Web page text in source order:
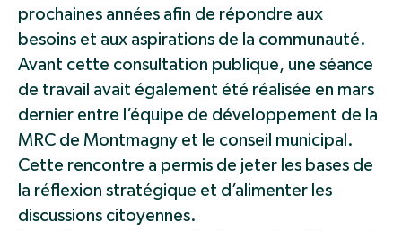
prochaines années afin de répondre aux
besoins et aux aspirations de la communauté.
Avant cette consultation publique, une séance
de travail avait également été réalisée en mars
dernier entre l’équipe de développement de la
MRC de Montmagny et le conseil municipal.
Cette rencontre a permis de jeter les bases de
la réflexion stratégique et d’alimenter les
discussions citoyennes.